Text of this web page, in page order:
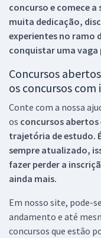
concurso e comece
muita dedicação,
experientes no ramo
conquistar uma vaga
Concursos
os concursos
Conte com a nossa
os concursos abertos
trajetória de estudo.
sempre atualizado,
fazer perder a
ainda mais.
Em nosso site, pode-
andamento e até
concursos que estão